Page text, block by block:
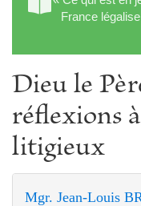
France
Dieu le
réflexions
litigieux
Mgr. Jean-Louis